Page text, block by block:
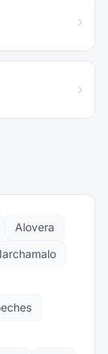
Alovera